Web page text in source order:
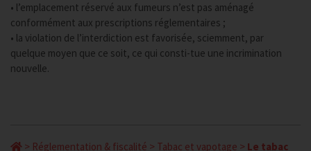
• l’emplacement réservé aux fumeurs n’est pas aménagé
conformément aux prescriptions réglementaires ;
• la violation de l’interdiction est favorisée, sciemment, par
quelque moyen que ce soit, ce qui consti-tue une incrimination
nouvelle.
> Réglementation & fiscalité > Tabac et vapotage > Le tabac